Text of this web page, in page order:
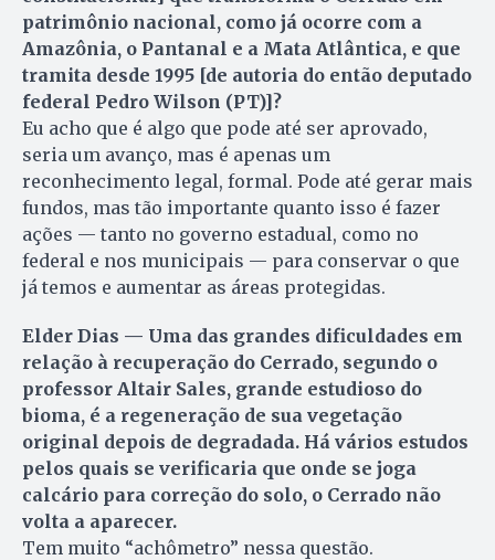
patrimônio nacional, como já ocorre com a
Amazônia, o Pantanal e a Mata Atlântica, e que
tramita des­de 1995 [de autoria do então deputado
federal Pedro Wilson (PT)]?
Eu acho que é algo que pode até ser aprovado,
seria um avanço, mas é apenas um
reconhecimento legal, formal. Pode até gerar mais
fundos, mas tão importante quanto isso é fazer
ações — tanto no governo estadual, como no
federal e nos municipais — para conservar o que
já temos e aumentar as áreas protegidas.
Elder Dias — Uma das grandes dificuldades em
relação à recuperação do Cerrado, segundo o
professor Altair Sales, grande estudioso do
bioma, é a regeneração de sua vegetação
original depois de degradada. Há vários estudos
pelos quais se verificaria que onde se joga
calcário para correção do solo, o Cerrado não
volta a aparecer.
Tem muito “achômetro” nessa questão.